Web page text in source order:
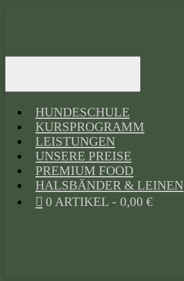
Brothers
HUNDESCHULE
KURSPROGRAMM
LEISTUNGEN
UNSERE PREISE
PREMIUM FOOD
HALSBÄNDER & LEINEN
0 ARTIKEL
0,00 €